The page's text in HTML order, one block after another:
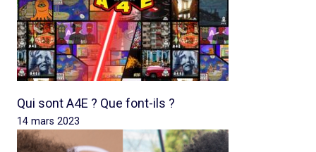
Qui sont A4E ? Que font-ils ?
14 mars 2023